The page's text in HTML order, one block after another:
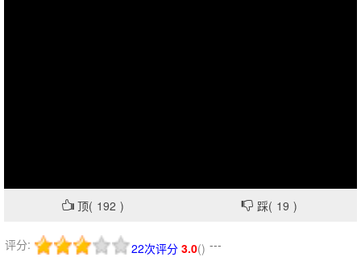
顶( 192 ) 踩( 19 )
评分: 3.0(
22次评分 ) ---